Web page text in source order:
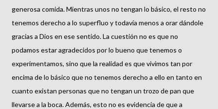
generosa comida. Mientras unos no tengan lo básico, el resto no
tenemos derecho a lo superfluo y todavía menos a orar dándole
gracias a Dios en ese sentido. La cuestión no es que no
podamos estar agradecidos por lo bueno que tenemos o
experimentamos, sino que la realidad es que vivimos tan por
encima de lo básico que no tenemos derecho a ello en tanto en
cuanto existan personas que no tengan un trozo de pan que
llevarse a la boca. Además, esto no es evidencia de que a